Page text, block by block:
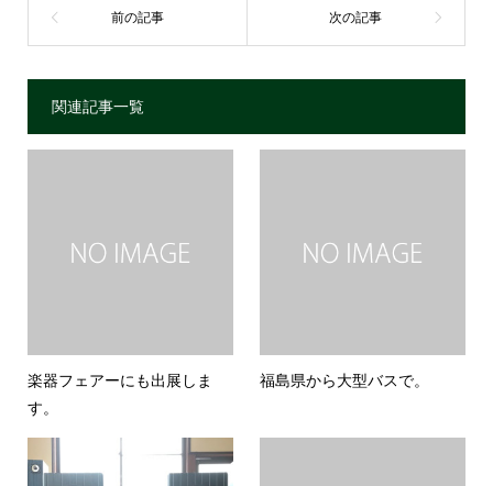
関連記事一覧
楽器フェアーにも出展しま
す。
福島県から大型バスで。